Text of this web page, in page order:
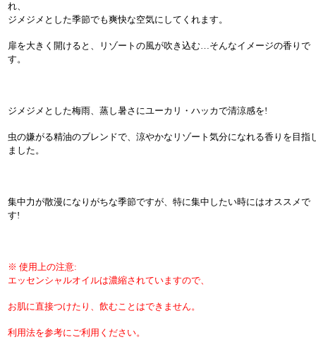
れ、
ジメジメとした季節でも爽快な空気にしてくれます。
扉を大きく開けると、リゾートの風が吹き込む…そんなイメージの香りで
す。
ジメジメとした梅雨、蒸し暑さにユーカリ・ハッカで清涼感を!
虫の嫌がる精油のブレンドで、涼やかなリゾート気分になれる香りを目指
ました。
集中力が散漫になりがちな季節ですが、特に集中したい時にはオススメで
す!
※ 使用上の注意:
エッセンシャルオイルは濃縮されていますので、
お肌に直接つけたり、飲むことはできません。
利用法を参考にご利用ください。